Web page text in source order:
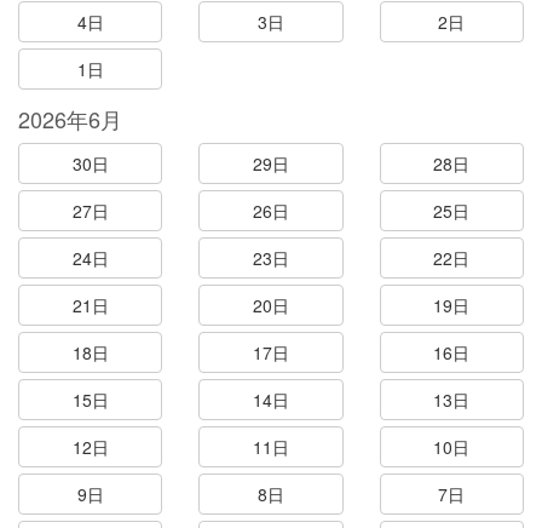
4日
3日
2日
1日
2026年6月
30日 29日
28日
27日
26日
25日
24日
23日
22日
21日
20日
19日
18日
17日
16日
15日
14日
13日
12日
11日
10日
9日
8日
7日